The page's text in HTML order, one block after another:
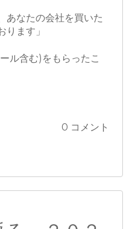
あなたの会社を買いた
ります」
ル含む)をもらったこ
0 コメント